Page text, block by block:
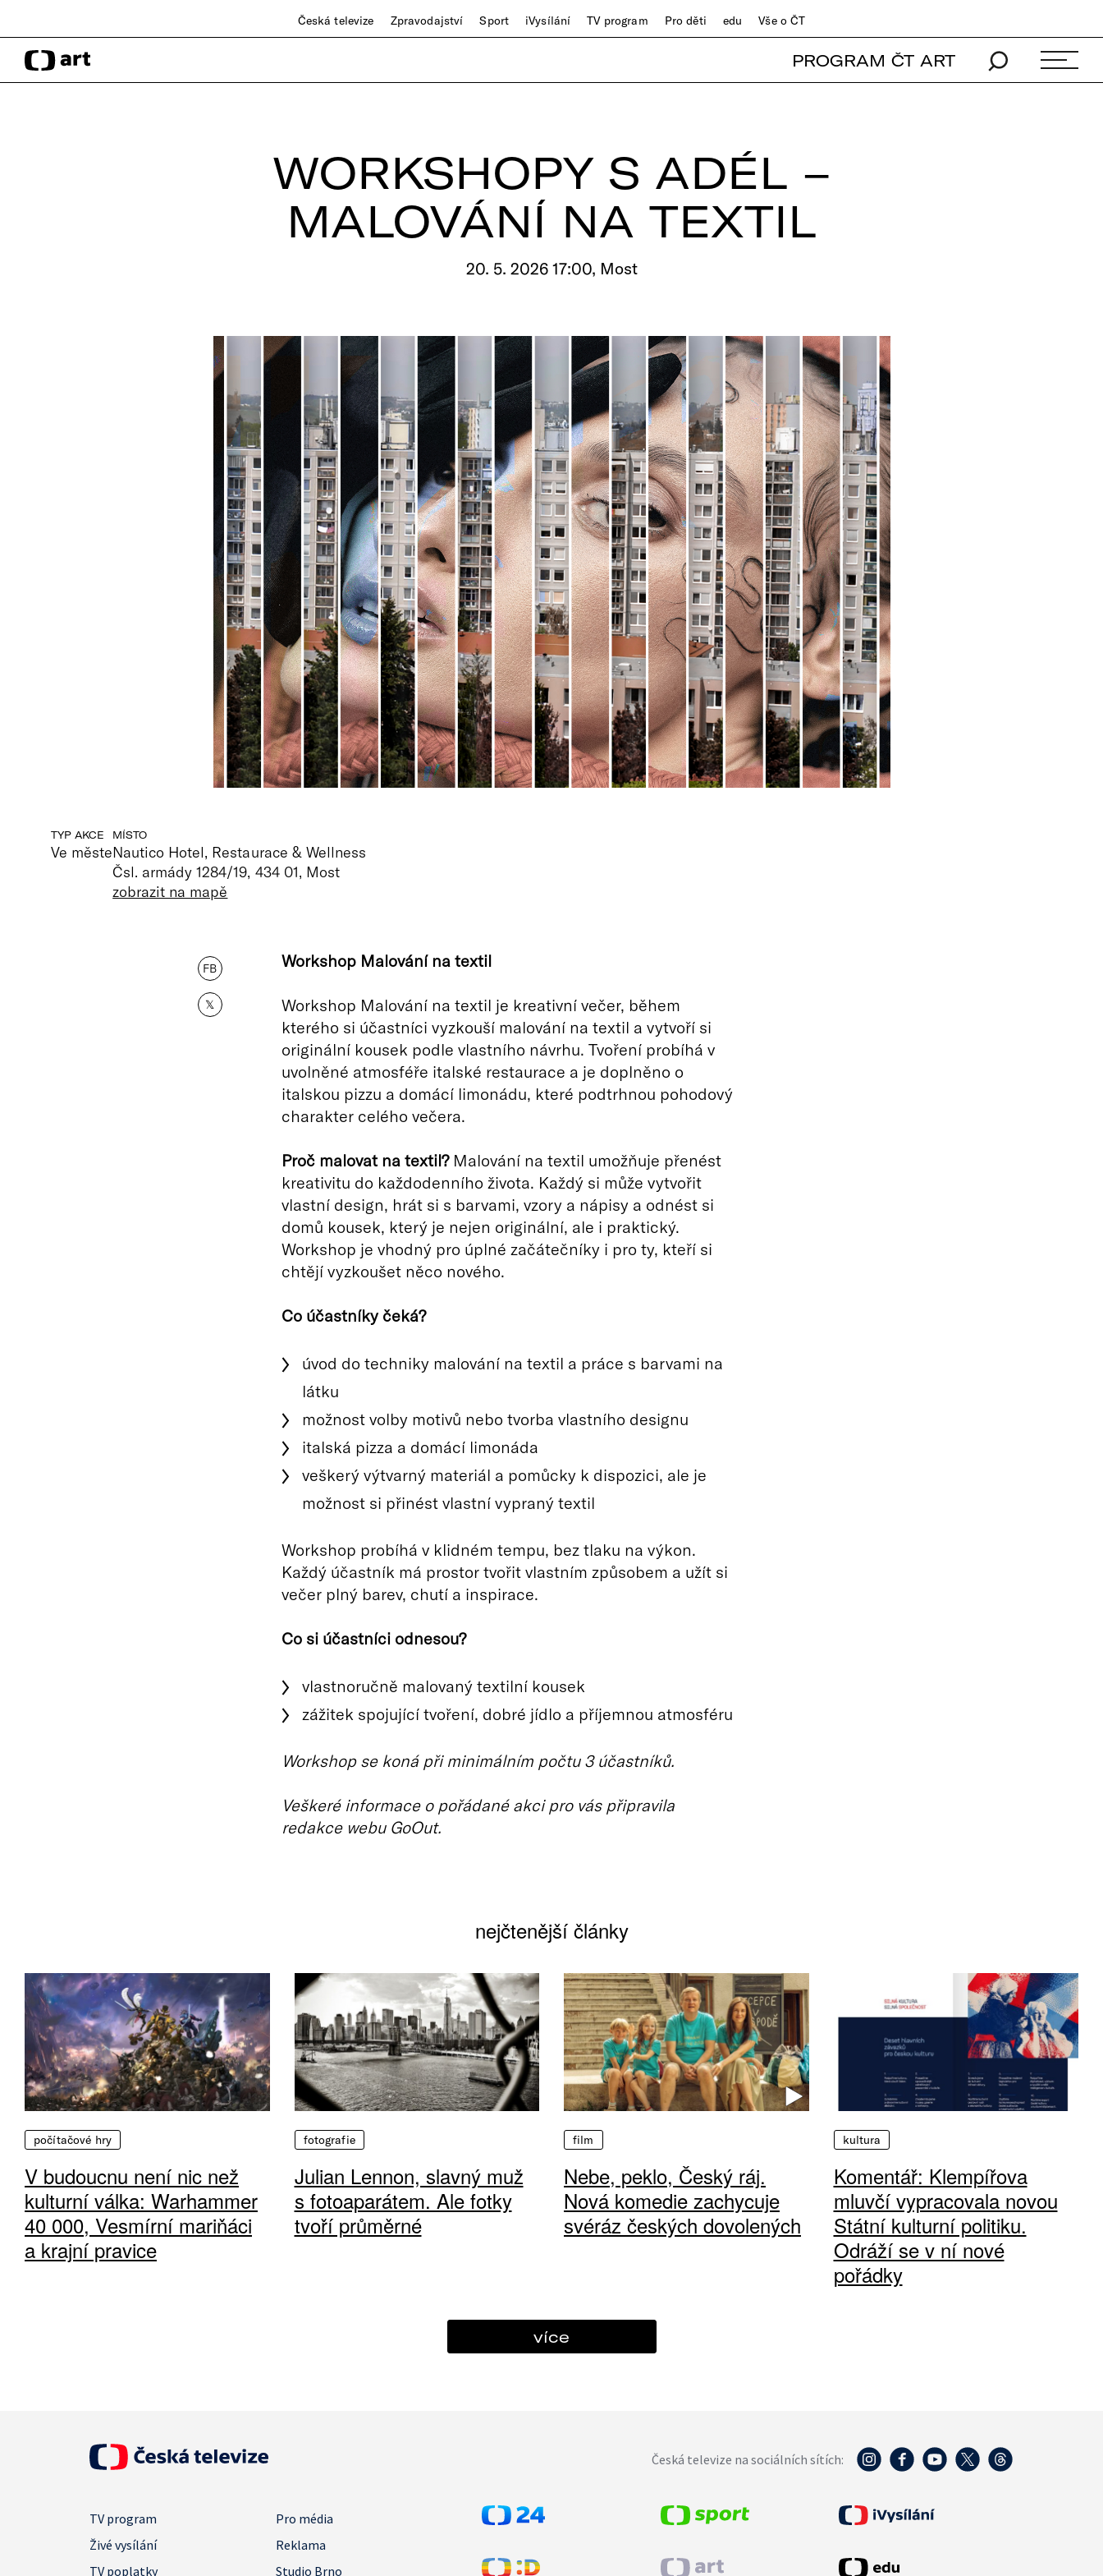
Česká televize Zpravodajství Sport iVysílání TV program Pro děti edu Vše o ČT
PROGRAM ČT ART
WORKSHOPY S ADÉL –
MALOVÁNÍ NA TEXTIL
20. 5. 2026 17:00, Most
TYP AKCE
Ve měste
MÍSTO
Nautico Hotel, Restaurace & Wellness
Čsl. armády 1284/19, 434 01, Most
zobrazit na mapě
FB
𝕏
Workshop Malování na textil
Workshop Malování na textil je kreativní večer, během
kterého si účastníci vyzkouší malování na textil a vytvoří si
originální kousek podle vlastního návrhu. Tvoření probíhá v
uvolněné atmosféře italské restaurace a je doplněno o
italskou pizzu a domácí limonádu, které podtrhnou pohodový
charakter celého večera.
Proč malovat na textil?Malování na textil umožňuje přenést
kreativitu do každodenního života. Každý si může vytvořit
vlastní design, hrát si s barvami, vzory a nápisy a odnést si
domů kousek, který je nejen originální, ale i praktický.
Workshop je vhodný pro úplné začátečníky i pro ty, kteří si
chtějí vyzkoušet něco nového.
Co účastníky čeká?
úvod do techniky malování na textil a práce s barvami na
látku
možnost volby motivů nebo tvorba vlastního designu
italská pizza a domácí limonáda
veškerý výtvarný materiál a pomůcky k dispozici, ale je
možnost si přinést vlastní vypraný textil
Workshop probíhá v klidném tempu, bez tlaku na výkon.
Každý účastník má prostor tvořit vlastním způsobem a užít si
večer plný barev, chutí a inspirace.
Co si účastníci odnesou?
vlastnoručně malovaný textilní kousek
zážitek spojující tvoření, dobré jídlo a příjemnou atmosféru
Workshop se koná při minimálním počtu 3 účastníků.
Veškeré informace o pořádané akci pro vás připravila
redakce webu GoOut.
nejčtenější články
počítačové hry
V budoucnu není nic než
kulturní válka: Warhammer
40 000, Vesmírní mariňáci
a krajní pravice
fotografie
Julian Lennon, slavný muž
s fotoaparátem. Ale fotky
tvoří průměrné
film
Nebe, peklo, Český ráj.
Nová komedie zachycuje
svéráz českých dovolených
kultura
Komentář: Klempířova
mluvčí vypracovala novou
Státní kulturní politiku.
Odráží se v ní nové
pořádky
více
Česká televize na sociálních sítích:
TV program
Pro média
Živé vysílání
Reklama
TV poplatky
Studio Brno